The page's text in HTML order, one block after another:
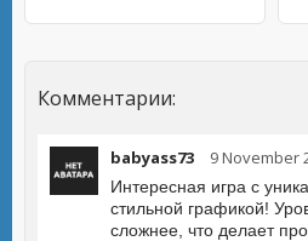
Комментарии:
babyass73 9 November
Интересная игра с
стильной графикой!
сложнее, что делает